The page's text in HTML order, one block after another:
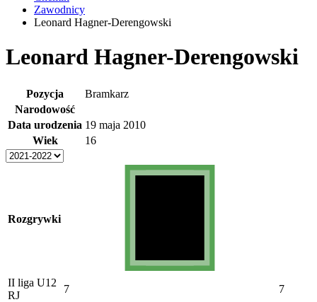
Zawodnicy
Leonard Hagner-Derengowski
Leonard Hagner-Derengowski
Pozycja
Bramkarz
Narodowość
Data urodzenia 19 maja 2010
Wiek
16
Rozgrywki
II liga U12
RJ
7 7